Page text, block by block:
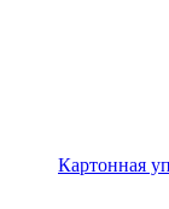
Картонная